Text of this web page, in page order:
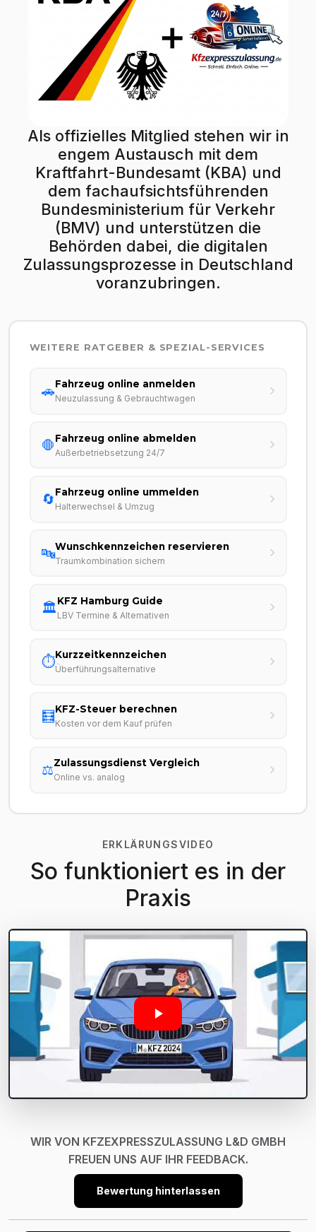
Als offizielles Mitglied stehen wir in
engem Austausch mit dem
Kraftfahrt-Bundesamt (KBA) und
dem fachaufsichtsführenden
Bundesministerium für Verkehr
(BMV) und unterstützen die
Behörden dabei, die digitalen
Zulassungsprozesse in Deutschland
voranzubringen.
WEITERE RATGEBER & SPEZIAL-SERVICES
🚗Fahrzeug online anmelden
Neuzulassung & Gebrauchtwagen
🛑Fahrzeug online abmelden
Außerbetriebsetzung 24/7
🔄Fahrzeug online ummelden
Halterwechsel & Umzug
🔤Wunschkennzeichen reservieren
Traumkombination sichern
🏛️KFZ Hamburg Guide
LBV Termine & Alternativen
⏱️Kurzzeitkennzeichen
Überführungsalternative
🧮KFZ-Steuer berechnen
Kosten vor dem Kauf prüfen
⚖️Zulassungsdienst Vergleich
Online vs. analog
ERKLÄRUNGSVIDEO
So funktioniert es in der
Praxis
WIR VON KFZEXPRESSZULASSUNG L&D GMBH
FREUEN UNS AUF IHR FEEDBACK.
Bewertung hinterlassen